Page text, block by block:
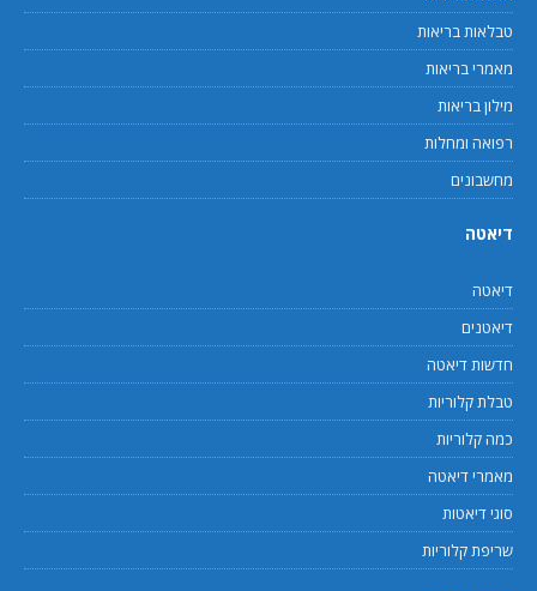
טבלאות בריאות
מאמרי בריאות
מילון בריאות
רפואה ומחלות
מחשבונים
דיאטה
דיאטה
דיאטנים
חדשות דיאטה
טבלת קלוריות
כמה קלוריות
מאמרי דיאטה
סוגי דיאטות
שריפת קלוריות